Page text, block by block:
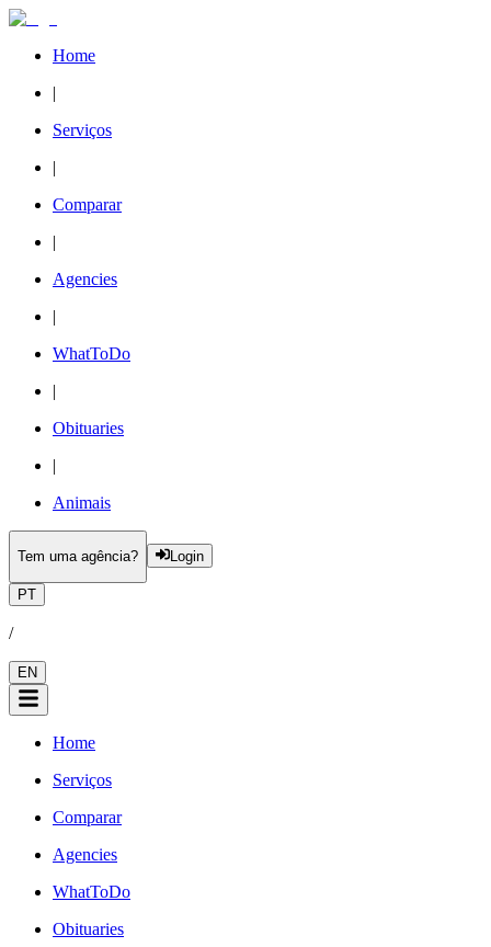
Home
|
Serviços
|
Comparar
|
Agencies
|
WhatToDo
|
Obituaries
|
Animais
Tem uma agência? Login
PT
/
EN
Home
Serviços
Comparar
Agencies
WhatToDo
Obituaries